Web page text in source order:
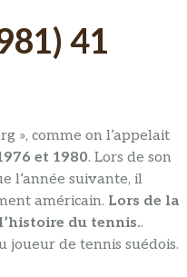
41
», comme on l’appelait
et 1980. Lors de son
l’année suivante, il
américain. Lors de la
du tennis..
joueur de tennis suédois.